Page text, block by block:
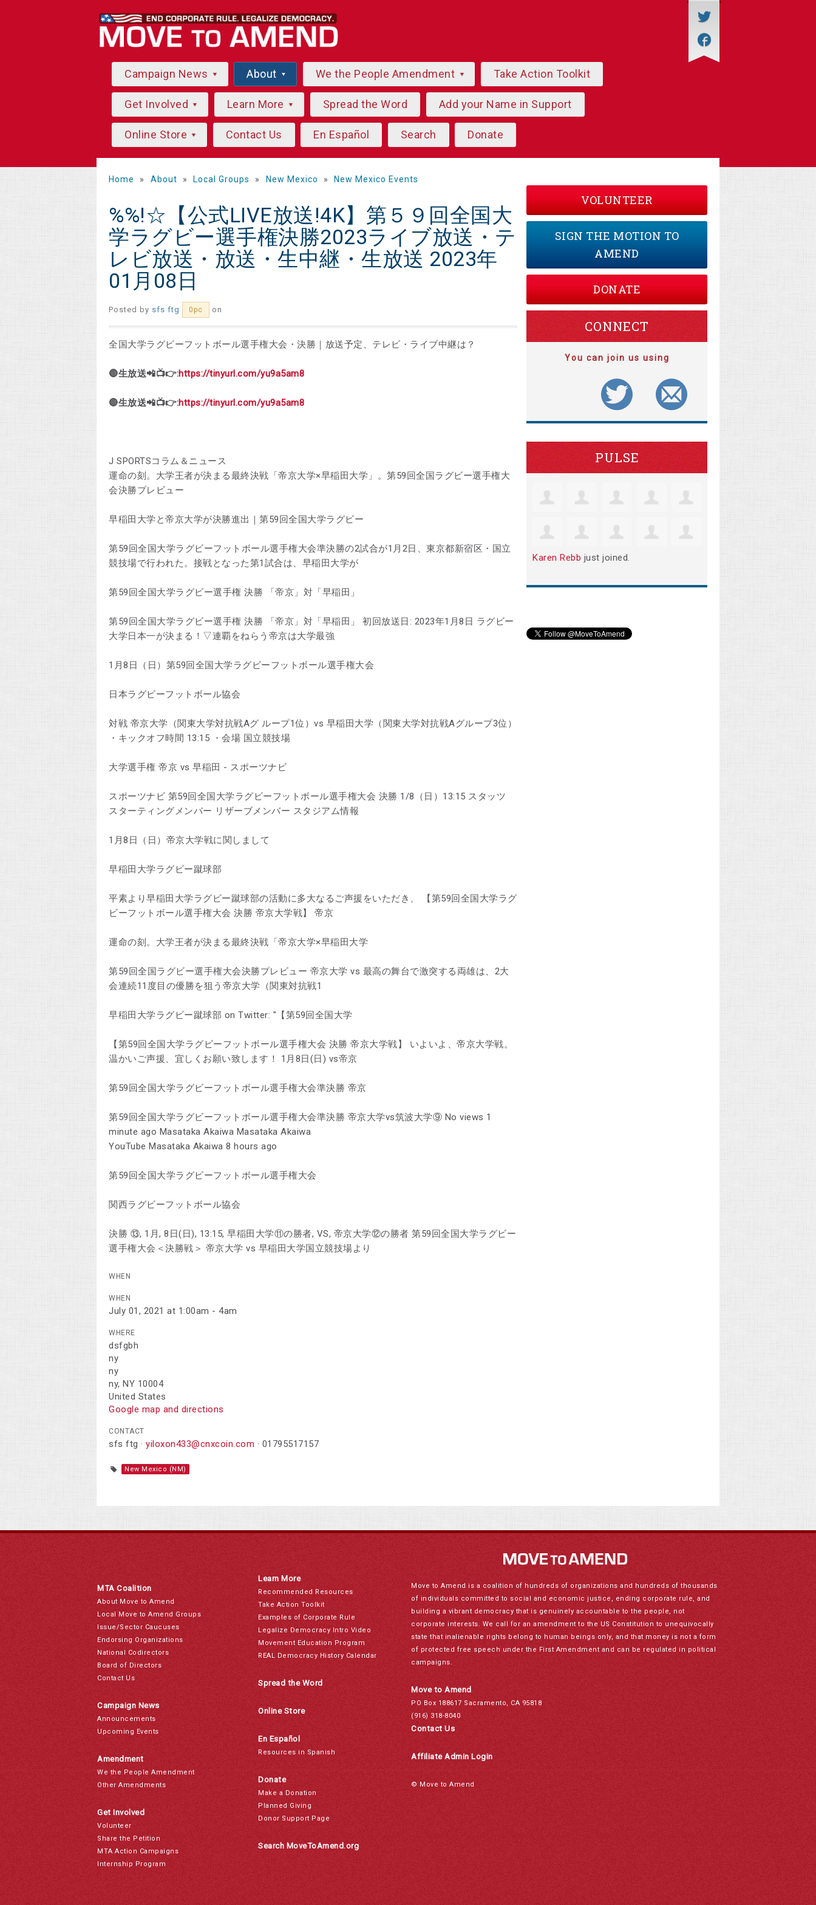
Campaign News About We the People Amendment Take Action Toolkit
Get Involved Learn More Spread the Word Add your Name in Support
Online Store Contact Us En Español Search Donate
Home » About » Local Groups » New Mexico » New Mexico Events
%%!☆【公式LIVE放送!4K】第５９回全国大
学ラグビー選手権決勝2023ライブ放送・テ
レビ放送・放送・生中継・生放送 2023年
01月08日
Posted by sfs ftg 0pc on
全国大学ラグビーフットボール選手権大会・決勝｜放送予定、テレビ・ライブ中継は？
🔴生放送📲📺👉:https://tinyurl.com/yu9a5am8
🔴生放送📲📺👉:https://tinyurl.com/yu9a5am8
J SPORTSコラム＆ニュース
運命の刻。大学王者が決まる最終決戦「帝京大学×早稲田大学」。第59回全国ラグビー選手権大
会決勝プレビュー
早稲田大学と帝京大学が決勝進出｜第59回全国大学ラグビー
第59回全国大学ラグビーフットボール選手権大会準決勝の2試合が1月2日、東京都新宿区・国立
競技場で行われた。接戦となった第1試合は、早稲田大学が
第59回全国大学ラグビー選手権 決勝 「帝京」対「早稲田」
第59回全国大学ラグビー選手権 決勝 「帝京」対「早稲田」 初回放送日: 2023年1月8日 ラグビー
大学日本一が決まる！▽連覇をねらう帝京は大学最強
1月8日（日）第59回全国大学ラグビーフットボール選手権大会
日本ラグビーフットボール協会
対戦 帝京大学（関東大学対抗戦Aグ ループ1位）vs 早稲田大学（関東大学対抗戦Aグループ3位）
・キックオフ時間 13:15 ・会場 国立競技場
大学選手権 帝京 vs 早稲田 - スポーツナビ
スポーツナビ 第59回全国大学ラグビーフットボール選手権大会 決勝 1/8（日）13:15 スタッツ
スターティングメンバー リザーブメンバー スタジアム情報
1月8日（日）帝京大学戦に関しまして
早稲田大学ラグビー蹴球部
平素より早稲田大学ラグビー蹴球部の活動に多大なるご声援をいただき、 【第59回全国大学ラグ
ビーフットボール選手権大会 決勝 帝京大学戦】 帝京
運命の刻。大学王者が決まる最終決戦「帝京大学×早稲田大学
第59回全国ラグビー選手権大会決勝プレビュー 帝京大学 vs 最高の舞台で激突する両雄は、2大
会連続11度目の優勝を狙う帝京大学（関東対抗戦1
早稲田大学ラグビー蹴球部 on Twitter: "【第59回全国大学
【第59回全国大学ラグビーフットボール選手権大会 決勝 帝京大学戦】 いよいよ、帝京大学戦。
温かいご声援、宜しくお願い致します！ 1月8日(日) vs帝京
第59回全国大学ラグビーフットボール選手権大会準決勝 帝京
第59回全国大学ラグビーフットボール選手権大会準決勝 帝京大学vs筑波大学⑨ No views 1
minute ago Masataka Akaiwa Masataka Akaiwa
YouTube Masataka Akaiwa 8 hours ago
第59回全国大学ラグビーフットボール選手権大会
関西ラグビーフットボール協会
決勝 ⑬, 1月, 8日(日), 13:15, 早稲田大学⑪の勝者, VS, 帝京大学⑫の勝者 第59回全国大学ラグビー
選手権大会＜決勝戦＞ 帝京大学 vs 早稲田大学国立競技場より
WHEN
WHEN
July 01, 2021 at 1:00am - 4am
WHERE
dsfgbh
ny
ny
ny, NY 10004
United States
Google map and directions
CONTACT
sfs ftg · yiloxon433@cnxcoin.com · 01795517157
New Mexico (NM)
VOLUNTEER
SIGN THE MOTION TO
AMEND
DONATE
CONNECT
You can join us using
PULSE
Karen Rebb just joined.
MTA Coalition
About Move to Amend
Local Move to Amend Groups
Issue/Sector Caucuses
Endorsing Organizations
National Codirectors
Board of Directors
Contact Us
Campaign News
Announcements
Upcoming Events
Amendment
We the People Amendment
Other Amendments
Get Involved
Volunteer
Share the Petition
MTA Action Campaigns
Internship Program
Learn More
Recommended Resources
Take Action Toolkit
Examples of Corporate Rule
Legalize Democracy Intro Video
Movement Education Program
REAL Democracy History Calendar
Spread the Word
Online Store
En Español
Resources in Spanish
Donate
Make a Donation
Planned Giving
Donor Support Page
Search MoveToAmend.org
Move to Amend is a coalition of hundreds of organizations and hundreds of thousands
of individuals committed to social and economic justice, ending corporate rule, and
building a vibrant democracy that is genuinely accountable to the people, not
corporate interests. We call for an amendment to the US Constitution to unequivocally
state that inalienable rights belong to human beings only, and that money is not a form
of protected free speech under the First Amendment and can be regulated in political
campaigns.
Move to Amend
PO Box 188617 Sacramento, CA 95818
(916) 318-8040
Contact Us
Affiliate Admin Login
© Move to Amend